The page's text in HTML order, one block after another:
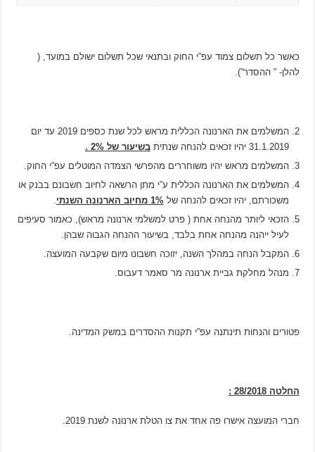
כאשר כל תשלום צמוד עפ”י החוק ובתנאי שכל תשלום ישולם במועד, (
להלן- ” ההסדר”).
המשלמים את הארנונה הכללית מראש לכל שנת כספים 2019 עד יום
31.1.2019 יהיו זכאים להנחה שנתית
בשיעור של 2% .
המשלמים מראש יהיו משוחררים מהפרשי הצמדה המוטלים עפ”י החוק.
המשלמים את הארנונה הכללית ע”י מתן הרשאה לחיוב חשבונם בבנק או
משכורתם, יהיו זכאים להנחה של1% מחיוב הארנונה השנתי
הזכאי ליותר מהנחה אחת ( פרט למשלמי ארנונה מראש), כאמור סעיפים
לעיל ייהנה מהנחה אחת בלבד, בשיעור ההנחה הגבוה שבהן.
המקבל הנחה במהלך השנה, יזוכה חשבונו מיום שקבעה המועצה.
מנהל מחלקת גביית ארנונה מר סאמר דעבוס.
פטורים והנחות תינתנה עפ”י תקנות ההסדרים במשק המדינה.
החלטה 28/2018 :
חברי המועצה אישרו פה אחד את צו הטלת ארנונה לשנת 2019.